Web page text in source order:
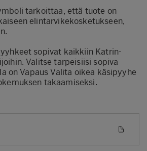
tarkoittaa, että tuote on
elintarvikekosketukseen,
sopivat kaikkiin Katrin-
Valitse tarpeisiisi sopiva
on Vapaus Valita oikea käsipyyhe
takaamiseksi.